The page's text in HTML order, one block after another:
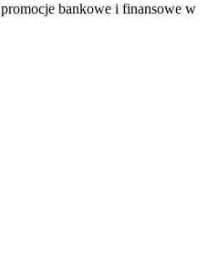
bankowe i finansowe w